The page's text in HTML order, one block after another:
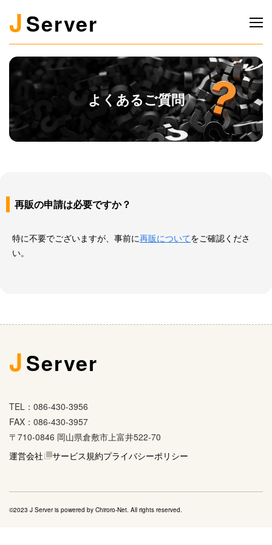
JServer
よくあるご質問
再販の申請は必要ですか？
特に不要でございますが、事前に再販についてをご確認くださ
い。
JServer
TEL：086-430-3956
FAX：086-430-3957
〒710-0846 岡山県倉敷市上富井522-70
運営会社
サービス規約プライバシーポリシー
©2023 J Server is powered by Chiroro-Net. All rights reserved.